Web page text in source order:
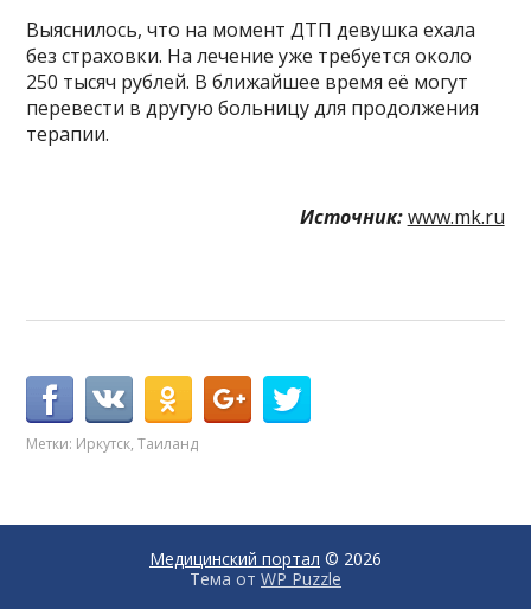
Выяснилось, что на момент ДТП девушка ехала
без страховки. На лечение уже требуется около
250 тысяч рублей. В ближайшее время её могут
перевести в другую больницу для продолжения
терапии.
Источник: www.mk.ru
Метки: Иркутск,Таиланд
Медицинский портал © 2026
Тема от WP Puzzle